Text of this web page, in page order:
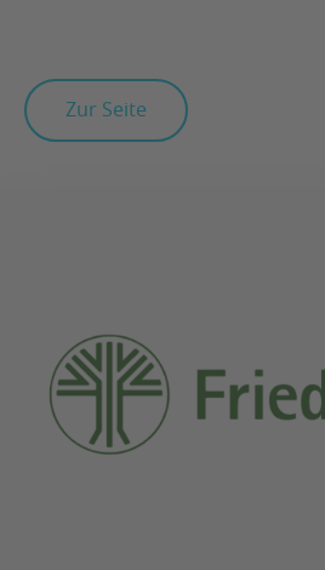
Zur Seite